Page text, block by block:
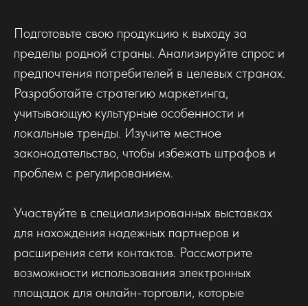
Подготовьте свою продукцию к выходу за
пределы родной страны. Анализируйте спрос и
предпочтения потребителей в целевых странах.
Разработайте стратегию маркетинга,
учитывающую культурные особенности и
локальные тренды. Изучите местное
законодательство, чтобы избежать штрафов и
проблем с регулированием.
Участвуйте в специализированных выставках
для нахождения надежных партнеров и
расширения сети контактов. Рассмотрите
возможности использования электронных
площадок для онлайн-торговли, которые